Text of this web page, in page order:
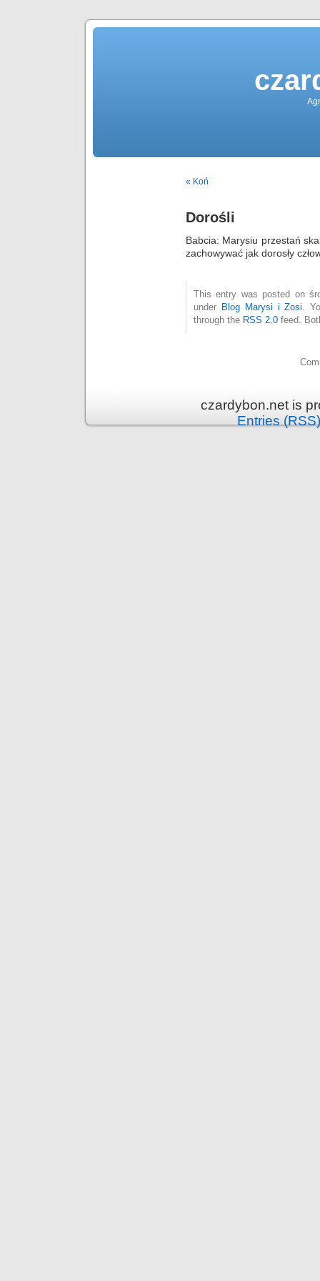
« Koń
Dorośli
Babcia: Marysiu przestań
zachowywać jak dorosły
This entry was posted on
under Blog Marysi i Zosi .
through the RSS 2.0 feed.
czardybon.net is
Entries (RSS)